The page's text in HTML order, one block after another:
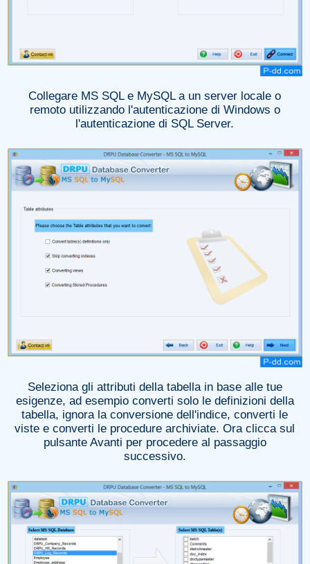
Collegare MS SQL e MySQL a un server locale o
remoto utilizzando l'autenticazione di Windows o
l'autenticazione di SQL Server.
Seleziona gli attributi della tabella in base alle tue
esigenze, ad esempio converti solo le definizioni della
tabella, ignora la conversione dell'indice, converti le
viste e converti le procedure archiviate. Ora clicca sul
pulsante Avanti per procedere al passaggio
successivo.